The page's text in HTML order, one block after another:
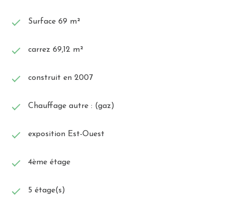
Surface 69 m²
carrez 69,12 m²
construit en 2007
Chauffage autre : (gaz)
exposition Est-Ouest
4ème étage
5 étage(s)